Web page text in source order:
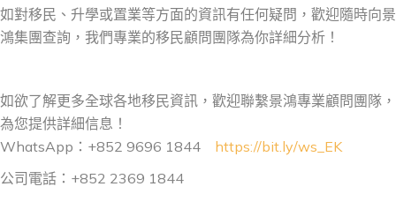
如對移民、升學或置業等方面的資訊有任何疑問，歡迎隨時向景
鴻集團查詢，我們專業的移民顧問團隊為你詳細分析！
如欲了解更多全球各地移民資訊，歡迎聯繫景鴻專業顧問團隊，
為您提供詳細信息！
WhatsApp：+852 9696 1844 https://bit.ly/ws_EK
公司電話：+852 2369 1844